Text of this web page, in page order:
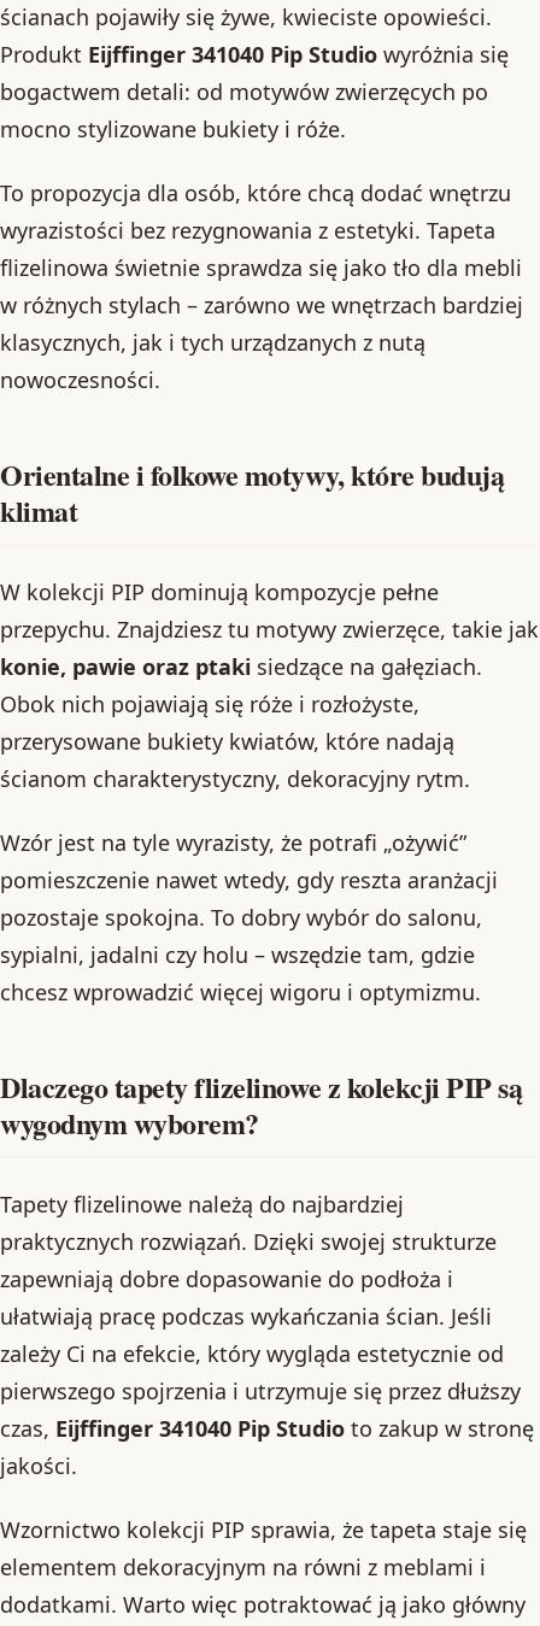
ścianach pojawiły się żywe, kwieciste opowieści.
Produkt Eijffinger 341040 Pip Studio wyróżnia się
bogactwem detali: od motywów zwierzęcych po
mocno stylizowane bukiety i róże.
To propozycja dla osób, które chcą dodać wnętrzu
wyrazistości bez rezygnowania z estetyki. Tapeta
flizelinowa świetnie sprawdza się jako tło dla mebli
w różnych stylach – zarówno we wnętrzach bardziej
klasycznych, jak i tych urządzanych z nutą
nowoczesności.
Orientalne i folkowe motywy, które budują
klimat
W kolekcji PIP dominują kompozycje pełne
przepychu. Znajdziesz tu motywy zwierzęce, takie jak
konie, pawie oraz ptaki siedzące na gałęziach.
Obok nich pojawiają się róże i rozłożyste,
przerysowane bukiety kwiatów, które nadają
ścianom charakterystyczny, dekoracyjny rytm.
Wzór jest na tyle wyrazisty, że potrafi „ożywić”
pomieszczenie nawet wtedy, gdy reszta aranżacji
pozostaje spokojna. To dobry wybór do salonu,
sypialni, jadalni czy holu – wszędzie tam, gdzie
chcesz wprowadzić więcej wigoru i optymizmu.
Dlaczego tapety flizelinowe z kolekcji PIP są
wygodnym wyborem?
Tapety flizelinowe należą do najbardziej
praktycznych rozwiązań. Dzięki swojej strukturze
zapewniają dobre dopasowanie do podłoża i
ułatwiają pracę podczas wykańczania ścian. Jeśli
zależy Ci na efekcie, który wygląda estetycznie od
pierwszego spojrzenia i utrzymuje się przez dłuższy
czas, Eijffinger 341040 Pip Studio to zakup w stronę
jakości.
Wzornictwo kolekcji PIP sprawia, że tapeta staje się
elementem dekoracyjnym na równi z meblami i
dodatkami. Warto więc potraktować ją jako główny